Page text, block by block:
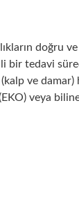
doğru ve
bir tedavi
ve damar)
veya